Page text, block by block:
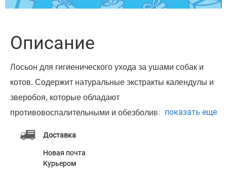
Доставка
Новая почта
Курьером
Описание
Лосьон для гигиенического ухода за ушами собак и
котов. Содержит натуральные экстракты календулы и
зверобоя, которые обладают
противовоспалительными и обезболивающими
тканей, а вспомогательные компоненты лосьона
способствуют растворению серы и грязи, облегчают
показать еще